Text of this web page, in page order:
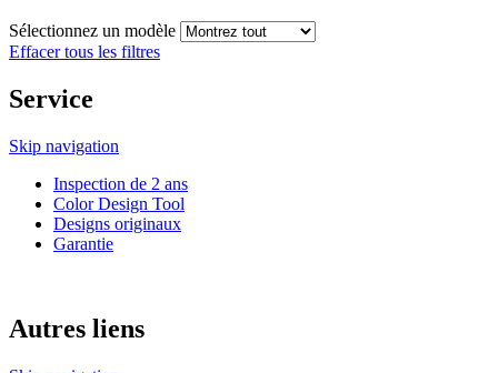
Sélectionnez un modèle
Effacer tous les filtres
Service
Skip navigation
Inspection de 2 ans
Color Design Tool
Designs originaux
Garantie
Autres liens